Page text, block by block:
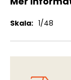
Mer
1/48